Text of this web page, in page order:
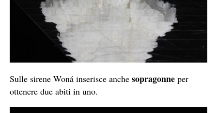
Sulle sirene Woná inserisce anche sopragonne per
ottenere due abiti in uno.